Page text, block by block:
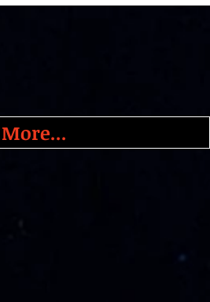
More...